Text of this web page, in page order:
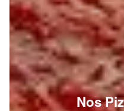
Nos